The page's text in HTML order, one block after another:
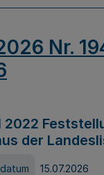
Nr.
der
15.07.2026